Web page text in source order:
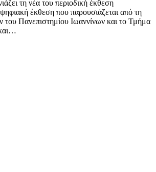
τη νέα του περιοδική έκθεση
έκθεση που παρουσιάζεται από τη
Πανεπιστημίου Ιωαννίνων και το Τμήμα